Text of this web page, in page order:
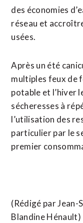
des économies
réseau et
usées.
Après un été
multiples feux de
potable et l’hiver
sécheresses à
l’utilisation des
particulier par le
premier
(Rédigé par Jean-
Blandine Hénault)